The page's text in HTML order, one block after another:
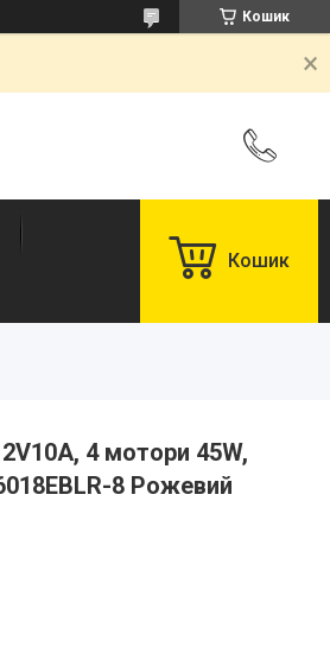
Кошик
Кошик
4 мотори 45W,
8 Рожевий